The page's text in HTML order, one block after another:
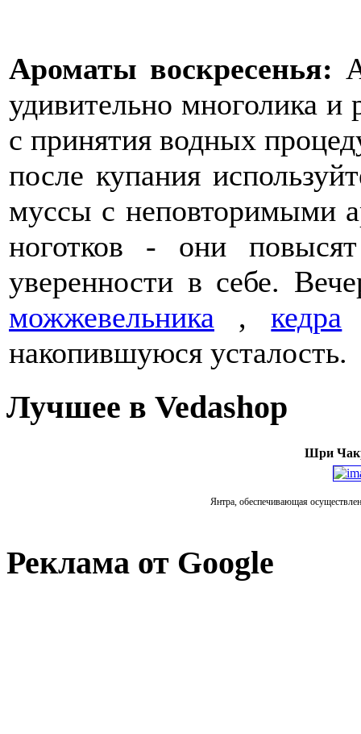
Ароматы воскресенья:
удивительно многолика и
с принятия водных
после купания
муссы с неповторимыми
ноготков - они
уверенности в себе.
можжевельника ,кедра
накопившуюся усталость.
Лучшее в Vedashop
Шри
Янтра, обеспечивающая
Реклама от Google